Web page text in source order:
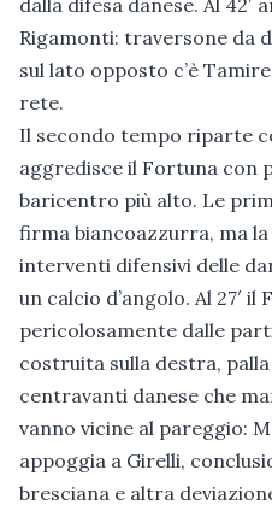
dalla difesa danese. Al 42′
Rigamonti: traversone da
sul lato opposto c’è
rete.
Il secondo tempo riparte
aggredisce il Fortuna con
baricentro più alto. Le
firma biancoazzurra, ma
interventi difensivi delle
un calcio d’angolo. Al 27′
pericolosamente dalle
costruita sulla destra,
centravanti danese che
vanno vicine al pareggio:
appoggia a Girelli,
bresciana e altra